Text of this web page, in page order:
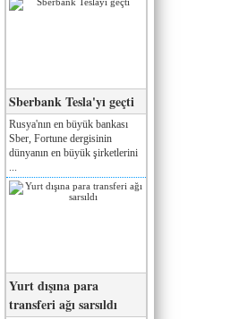
Sberbank Tesla'yı geçti
Rusya'nın en büyük bankası
Sber, Fortune dergisinin
dünyanın en büyük şirketlerini
...
Yurt dışına para
transferi ağı sarsıldı